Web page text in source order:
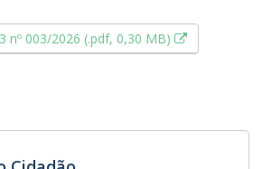
nº 003/2026 (.pdf, 0,30 MB) Esse link